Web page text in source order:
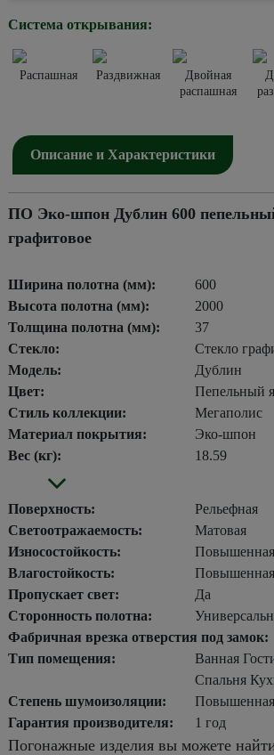
Система открывания:
Распашная Раздвижная
Двойная
распашная
Описание и Характеристики
ПО Эко-шпон Дублин 600
графитовое
Ширина полотна (мм):
600
Высота полотна (мм):
2000
Толщина полотна (мм):
37
Стекло:
Стекло
Модель:
Дублин
Цвет:
Пепельный
Стиль коллекции:
Мегаполис
Материал покрытия:
Эко-шпон
Вес (кг):
18.59
Поверхность:
Рельефная
Светоотражаемость:
Матовая
Износостойкость:
Повышенная
Влагостойкость:
Повышенная
Пропускает свет:
Да
Сторонность полотна:
Фабричная врезка отверстия под замок:
Тип помещения:
Ванная
Спальня
Степень шумоизоляции:
Повышенная
Гарантия производителя:
1 год
Погонажные изделия вы можете